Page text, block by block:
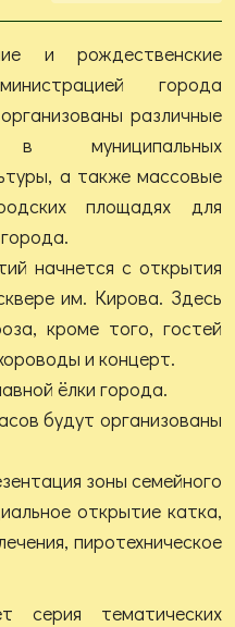
и рождественские
города
различные
в муниципальных
а также массовые
площадях для
начнется с открытия
им. Кирова. Здесь
кроме того, гостей
и концерт.
ёлки города.
будут организованы
зоны семейного
открытие катка,
пиротехническое
серия тематических